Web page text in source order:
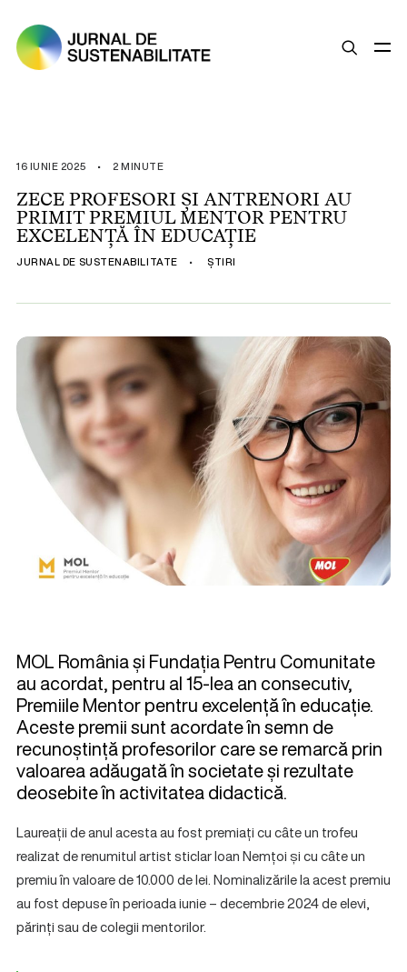
ȘTIRI
OPINII
ESG
COMPANII SUSTENABILE
16 IUNIE 2025 • 2 MINUTE
ZECE PROFESORI ȘI ANTRENORI AU
PRIMIT PREMIUL MENTOR PENTRU
EXCELENȚĂ ÎN EDUCAȚIE
JURNAL DE SUSTENABILITATE • ȘTIRI
MOL România și Fundația Pentru Comunitate
au acordat, pentru al 15-lea an consecutiv,
Premiile Mentor pentru excelență în educație.
Aceste premii sunt acordate în semn de
recunoștință profesorilor care se remarcă prin
valoarea adăugată în societate și rezultate
deosebite în activitatea didactică.
Laureații de anul acesta au fost premiați cu câte un trofeu
realizat de renumitul artist sticlar Ioan Nemțoi și cu câte un
premiu în valoare de 10.000 de lei. Nominalizările la acest premiu
au fost depuse în perioada iunie – decembrie 2024 de elevi,
părinți sau de colegii mentorilor.